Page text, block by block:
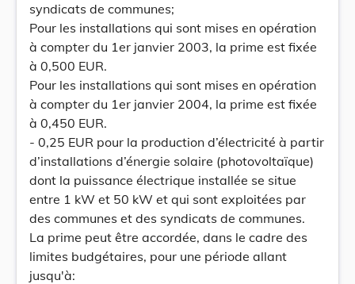
syndicats de communes;
Pour les installations qui sont mises en opération
à compter du 1er janvier 2003, la prime est fixée
à 0,500 EUR.
Pour les installations qui sont mises en opération
à compter du 1er janvier 2004, la prime est fixée
à 0,450 EUR.
- 0,25 EUR pour la production d’électricité à partir
d’installations d’énergie solaire (photovoltaïque)
dont la puissance électrique installée se situe
entre 1 kW et 50 kW et qui sont exploitées par
des communes et des syndicats de communes.
La prime peut être accordée, dans le cadre des
limites budgétaires, pour une période allant
jusqu'à: